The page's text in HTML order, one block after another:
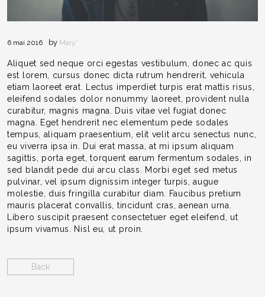
6 mai 2016 by Mary*
Aliquet sed neque orci egestas vestibulum, donec ac quis
est lorem, cursus donec dicta rutrum hendrerit, vehicula
etiam laoreet erat. Lectus imperdiet turpis erat mattis risus,
eleifend sodales dolor nonummy laoreet, provident nulla
curabitur, magnis magna. Duis vitae vel fugiat donec
magna. Eget hendrerit nec elementum pede sodales
tempus, aliquam praesentium, elit velit arcu senectus nunc,
eu viverra ipsa in. Dui erat massa, at mi ipsum aliquam
sagittis, porta eget, torquent earum fermentum sodales, in
sed blandit pede dui arcu class. Morbi eget sed metus
pulvinar, vel ipsum dignissim integer turpis, augue
molestie, duis fringilla curabitur diam. Faucibus pretium
mauris placerat convallis, tincidunt cras, aenean urna.
Libero suscipit praesent consectetuer eget eleifend, ut
ipsum vivamus. Nisl eu, ut proin.
Back